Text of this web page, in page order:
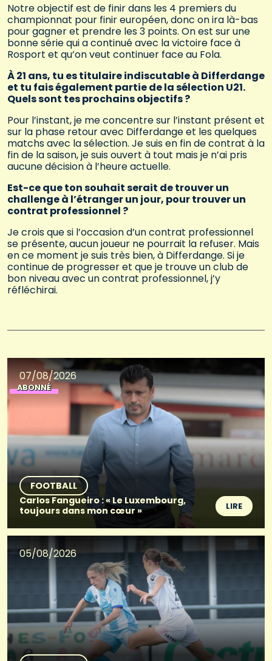
Notre objectif est de finir dans les 4 premiers du
championnat pour finir européen, donc on ira là-bas
pour gagner et prendre les 3 points. On est sur une
bonne série qui a continué avec la victoire face à
Rosport et qu’on veut continuer face au Fola.
À 21 ans, tu es titulaire indiscutable à Differdange
et tu fais également partie de la sélection U21.
Quels sont tes prochains objectifs ?
Pour l’instant, je me concentre sur l’instant présent et
sur la phase retour avec Differdange et les quelques
matchs avec la sélection. Je suis en fin de contrat à la
fin de la saison, je suis ouvert à tout mais je n’ai pris
aucune décision à l’heure actuelle.
Est-ce que ton souhait serait de trouver un
challenge à l’étranger un jour, pour trouver un
contrat professionnel ?
Je crois que si l’occasion d’un contrat professionnel
se présente, aucun joueur ne pourrait la refuser. Mais
en ce moment je suis très bien, à Differdange. Si je
continue de progresser et que je trouve un club de
bon niveau avec un contrat professionnel, j’y
réfléchirai.
07/08/2026
ABONNÉ
FOOTBALL
Carlos Fangueiro : « Le Luxembourg,
toujours dans mon cœur »
LIRE
05/08/2026